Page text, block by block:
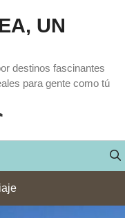
UN
destinos fascinantes
para gente como tú